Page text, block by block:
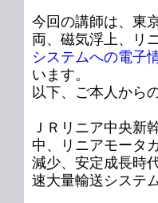
今回の講師は、東
両、磁気浮上、リ
システムへの電子
います。
以下、ご本人から
ＪＲリニア中央新
中、リニアモータ
減少、安定成長時
速大量輸送システ